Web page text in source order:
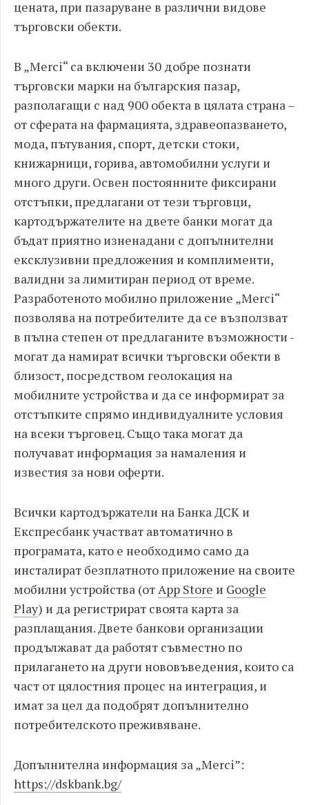
цената, при пазаруване в различни видове
търговски обекти.
В „Merci“ са включени 30 добре познати
търговски марки на българския пазар,
разполагащи с над 900 обекта в цялата страна –
от сферата на фармацията, здравеопазването,
мода, пътувания, спорт, детски стоки,
книжарници, горива, автомобилни услуги и
много други. Освен постоянните фиксирани
отстъпки, предлагани от тези търговци,
картодържателите на двете банки могат да
бъдат приятно изненадани с допълнителни
ексклузивни предложения и комплименти,
валидни за лимитиран период от време.
Разработеното мобилно приложение „Merci“
позволява на потребителите да се възползват
в пълна степен от предлаганите възможности -
могат да намират всички търговски обекти в
близост, посредством геолокация на
мобилните устройства и да се информират за
отстъпките спрямо индивидуалните условия
на всеки търговец. Също така могат да
получават информация за намаления и
известия за нови оферти.
Всички картодържатели на Банка ДСК и
Експресбанк участват автоматично в
програмата, като е необходимо само да
инсталират безплатното приложение на своите
мобилни устройства (отApp Store и Google
Play) и да регистрират своята карта за
разплащания. Двете банкови организации
продължават да работят съвместно по
прилагането на други нововъведения, които са
част от цялостния процес на интеграция, и
имат за цел да подобрят допълнително
потребителското преживяване.
Допълнителна информация за „Merci”:
https://dskbank.bg/